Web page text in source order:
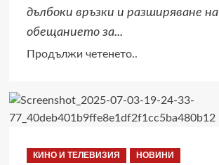
дълбоки връзки и разширяване на
обещанието за...
Продължи четенето..
LG
СТАРТИРА
„RADIO
КИНО И ТЕЛЕВИЗИЯ НОВИНИ